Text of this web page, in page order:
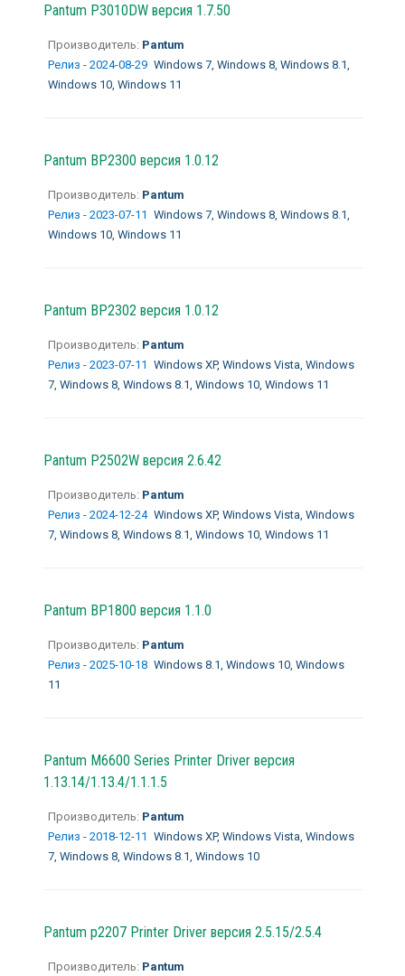
Pantum P3010DW версия 1.7.50
Производитель: Pantum
Релиз - 2024-08-29 Windows 7, Windows 8, Windows 8.1,
Windows 10, Windows 11
Pantum BP2300 версия 1.0.12
Производитель: Pantum
Релиз - 2023-07-11 Windows 7, Windows 8, Windows 8.1,
Windows 10, Windows 11
Pantum BP2302 версия 1.0.12
Производитель: Pantum
Релиз - 2023-07-11 Windows XP, Windows Vista, Windows
7, Windows 8, Windows 8.1, Windows 10, Windows 11
Pantum P2502W версия 2.6.42
Производитель: Pantum
Релиз - 2024-12-24 Windows XP, Windows Vista, Windows
7, Windows 8, Windows 8.1, Windows 10, Windows 11
Pantum BP1800 версия 1.1.0
Производитель: Pantum
Релиз - 2025-10-18 Windows 8.1, Windows 10, Windows
11
Pantum M6600 Series Printer Driver версия
1.13.14/1.13.4/1.1.1.5
Производитель: Pantum
Релиз - 2018-12-11 Windows XP, Windows Vista, Windows
7, Windows 8, Windows 8.1, Windows 10
Pantum p2207 Printer Driver версия 2.5.15/2.5.4
Производитель: Pantum